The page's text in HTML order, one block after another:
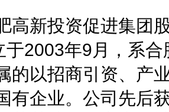
新投资促进集团股
于2003年9月，系
的以招商引资、产
有企业。公司先后